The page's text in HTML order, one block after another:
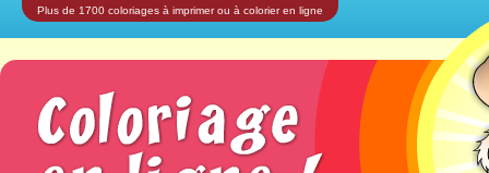
Plus de 1700 coloriages à imprimer ou à colorier en ligne